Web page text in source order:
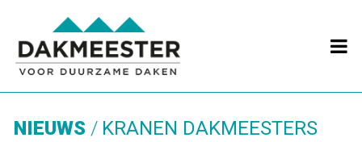

NIEUWS KRANEN DAKMEESTERS